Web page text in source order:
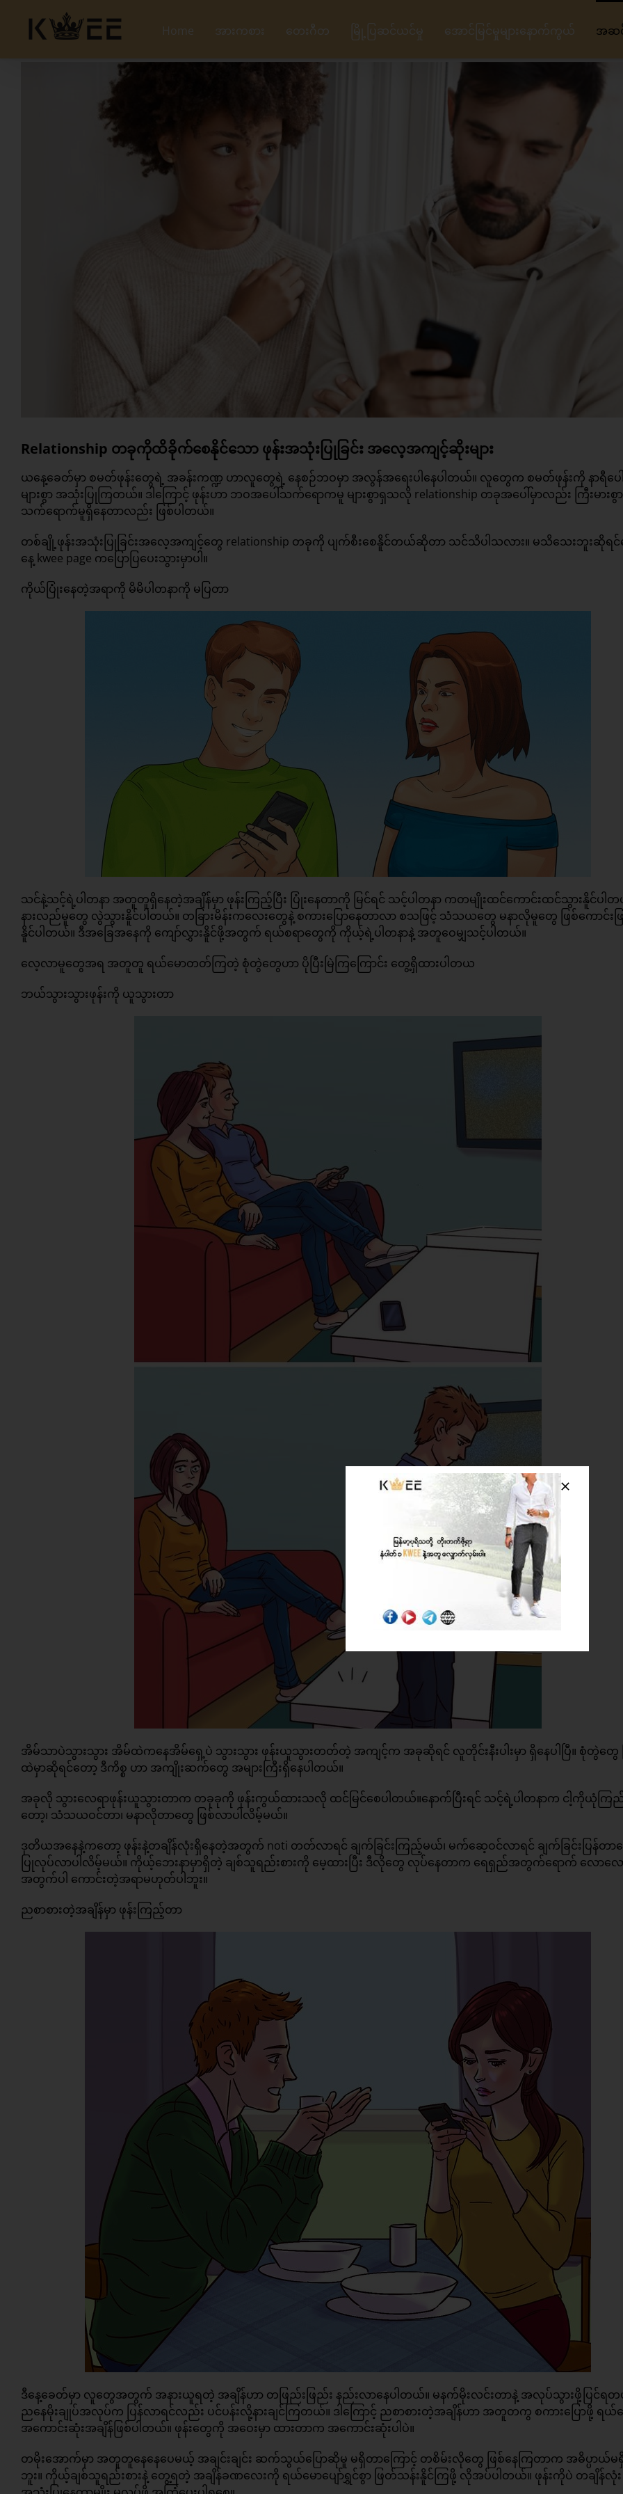
content
Home အားကစား တေးဂီတ မြို့ပြဆင်ယင်မှု အောင်မြင်မှုများနောက်ကွယ် အဆ
Relationship တခုကိုထိခိုက်စေနိုင်သော ဖုန်းအသုံးပြုခြင်း အလေ့အကျင့်ဆိုးများ
ယနေ့ခေတ်မှာ စမတ်ဖုန်းတွေရဲ့ အခန်းကဏ္ဍ ဟာလူတွေရဲ့ နေစဉ်ဘဝမှာ အလွန်အရေးပါနေပါတယ်။ လူတွေက စမတ်ဖုန်းကို နာရီပေါ
များစွာ အသုံးပြုကြတယ်။ ဒါကြောင့် ဖုန်းဟာ ဘဝအပေါ်သက်ရောကမူ များစွာရှသလို relationship တခုအပေါ်မှာလည်း ကြီးမားစွာ
သက်ရောက်မူရှိနေတာလည်း ဖြစ်ပါတယ်။
တစ်ချို့ဖုန်းအသုံးပြုခြင်းအလေ့အကျင့်တွေ relationship တခုကို ပျက်စီးစေနိူင်တယ်ဆိုတာ သင်သိပါသလား။ မသိသေးဘူးဆိုရင်
နေ့ kwee page ကပြောပြပေးသွားမှာပါ။
ကိုယ်ပြုံးနေတဲ့အရာကို မိမိပါတနာကို မပြတာ
သင်နဲ့သင့်ရဲ့ပါတနာ အတူတူရှိနေတဲ့အချိန်မှာ ဖုန်းကြည့်ပြီး ပြုံးနေတာကို မြင်ရင် သင့်ပါတနာ ကတမျိုးထင်ကောင်းထင်သွားနိူင်ပါ
နားလည်မူတွေ လွဲသွားနိူင်ပါတယ်။ တခြားမိန်းကလေးတွေနဲ့ စကားပြောနေတာလာ စသဖြင့် သံသယတွေ မနာလိုမူတွေ ဖြစ်ကောင်းဖ
နိူင်ပါတယ်။ ဒီအခြေအနေကို ကျော်လွှားနိူင်ဖို့အတွက် ရယ်စရာတွေကို ကိုယ့်ရဲ့ပါတနာနဲ့ အတူဝေမျှသင့်ပါတယ်။
လေ့လာမူတွေအရ အတူတူ ရယ်မောတတ်ကြတဲ့ စုံတွဲတွေဟာ ပိုပြီးမြဲကြကြောင်း တွေ့ရှိထားပါတယ
ဘယ်သွားသွားဖုန်းကို ယူသွားတာ
အိမ်သာပဲသွားသွား အိမ်ထဲကနေအိမ်ရှေ့ပဲ သွားသွား ဖုန်းယူသွားတတ်တဲ့ အကျင့်က အခုဆိုရင် လူတိုင်းနီးပါးမှာ ရှိနေပါပြီ။ စုံတွဲတွေ
ထဲမှာဆိုရင်တော့ ဒီကိစ္စ ဟာ အကျိုးဆက်တွေ အများကြီးရှိနေပါတယ်။
အခုလို သွားလေရာဖုန်းယူသွားတာက တခုခုကို ဖုန်းကွယ်ထားသလို ထင်မြင်စေပါတယ်။နောက်ပြီးရင် သင့်ရဲ့ပါတနာက ငါ့ကိုယုံကြ
တော့၊ သံသယဝင်တာ၊ မနာလိုတာတွေ ဖြစ်လာပါလိမ့်မယ်။
ဒုတိယအနေနဲ့ကတော့ ဖုန်းနဲ့တချိန်လုံးရှိနေတဲ့အတွက် noti တတ်လာရင် ချက်ခြင်းကြည့်မယ်၊ မက်ဆေ့ဝင်လာရင် ချက်ခြင်းပြန်တာ
ပြုလုပ်လာပါလိမ့်မယ်။ ကိုယ့်ဘေးနာမှာရှိတဲ့ ချစ်သူရည်းစားကို မေ့ထားပြီး ဒီလိုတွေ လုပ်နေတာက ရေရှည်အတွက်ရောက် လော
အတွက်ပါ ကောင်းတဲ့အရာမဟုတ်ပါဘူး။
ညစာစားတဲ့အချိန်မှာ ဖုန်းကြည့်တာ
ဒီနေ့ခေတ်မှာ လူတွေအတွက် အနားယူရတဲ့ အချိန်ဟာ တဖြည်းဖြည်း နည်းလာနေပါတယ်။ မနက်မိုးလင်းတာနဲ့ အလုပ်သွားဖို့ပြင်ရ
ညနေမိုးချုပ်အလုပ်က ပြန်လာရင်လည်း ပင်ပန်းလို့နားချင်ကြတယ်။ ဒါကြောင့် ညစာစားတဲ့အချိန်ဟာ အတူတကွ စကားပြောဖို့ ရယ်
အကောင်းဆုံးအချိန်ဖြစ်ပါတယ်။ ဖုန်းတွေကို အဝေးမှာ ထားတာက အကောင်းဆုံးပါပဲ။
တမိုးအောက်မှာ အတူတူနေနေပေမယ့် အချင်းချင်း ဆက်သွယ်ပြောဆိုမူ မရှိတာကြောင့် တစိမ်းလိုတွေ ဖြစ်နေကြတာက အဓိပ္ပာယ်မရှိ
ဘူး။ ကိုယ့်ချစ်သူရည်းစားနဲ့ တွေ့ရတဲ့ အချိန်ခဏလေးကို ရယ်မောပျော်ရွှင်စွာ ဖြတ်သန်းနိူင်ကြဖို့ လိုအပ်ပါတယ်။ ဖုန်းကိုပဲ တချိန်လုံး